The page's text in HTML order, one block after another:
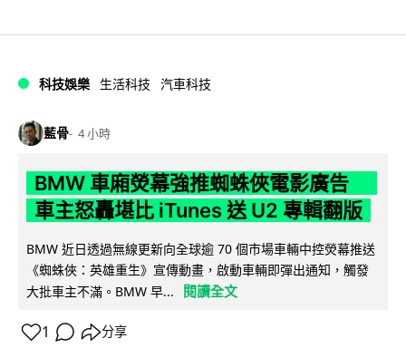
科技娛樂 生活科技 汽車科技
藍骨 4 小時
BMW 車廂熒幕強推蜘蛛俠電影廣告
車主怒轟堪比 iTunes 送 U2 專輯翻版
BMW 近日透過無線更新向全球逾 70 個市場車輛中控熒幕推送
《蜘蛛俠：英雄重生》宣傳動畫，啟動車輛即彈出通知，觸發
大批車主不滿。BMW 早...
閱讀全文
1 分享